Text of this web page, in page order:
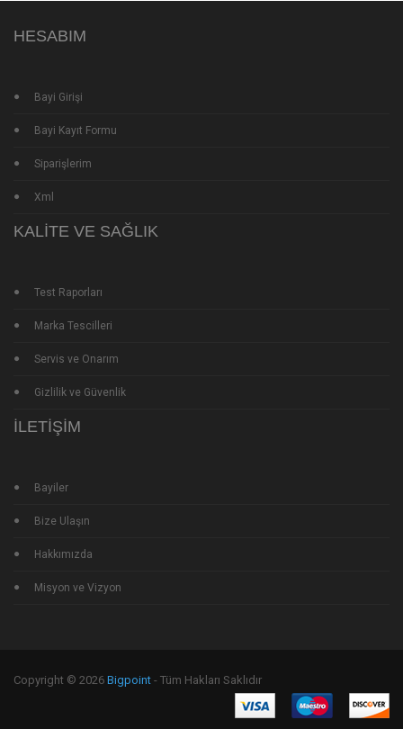
HESABIM
Bayi Girişi
Bayi Kayıt Formu
Siparişlerim
Xml
KALITE VE SAĞLIK
Test Raporları
Marka Tescilleri
Servis ve Onarım
Gizlilik ve Güvenlik
İLETIŞIM
Bayiler
Bize Ulaşın
Hakkımızda
Misyon ve Vizyon
Copyright © 2026 Bigpoint - Tüm Hakları Saklıdır